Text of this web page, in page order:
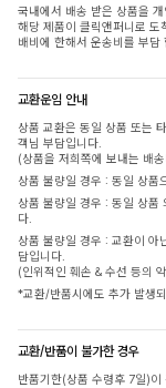
국내에서 배송 받은 상품을
해당 제품이 클릭앤퍼니로 도
배비에 한해서 운송비를 부담
교환운임 안내
상품 교환은 동일 상품 또는
객님 부담입니다.
(상품을 저희쪽에 보내는
상품 불량일 경우 : 동일 상품
상품 불량일 경우 : 동일 상
다.
상품 불량일 경우 : 교환이
담입니다.
(인위적인 훼손 & 수선 등의
*교환/반품시에도 추가 발생
교환/반품이 불가한 경우
반품기한(상품 수령후 7일)이